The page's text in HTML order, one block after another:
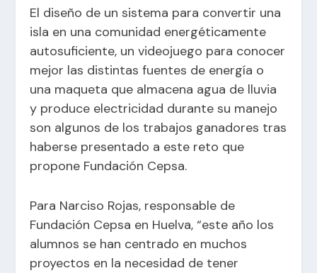
El diseño de un sistema para convertir una
isla en una comunidad energéticamente
autosuficiente, un videojuego para conocer
mejor las distintas fuentes de energía o
una maqueta que almacena agua de lluvia
y produce electricidad durante su manejo
son algunos de los trabajos ganadores tras
haberse presentado a este reto que
propone Fundación Cepsa.
Para Narciso Rojas, responsable de
Fundación Cepsa en Huelva, “este año los
alumnos se han centrado en muchos
proyectos en la necesidad de tener